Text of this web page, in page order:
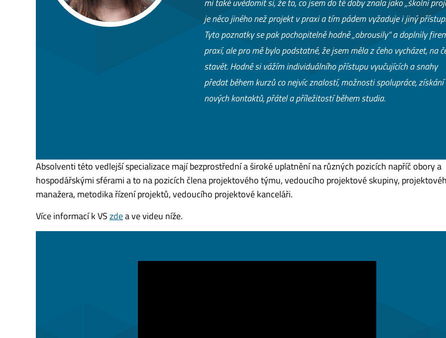
je něco jiného než projekt v praxi a tím pádem vyžaduje i jiný přístup.
Tyto poznatky se pak pochopitelně hodně „obrousily“ a doplnily
praxí, ale pro mě bylo podstatné, že jsem měla z čeho vycházet, na
stavět. Hodně si vážím individuálního přístupu vyučujících a snahy
předat během kurzů co nejvíc znalostí, možnosti spolupráce, získání
nových kontaktů, přátel a příležitostí během studia.
Absolventi této vedlejší specializace mají bezprostřední a široké uplatnění na různých pozicích napříč obory a
hospodářskými sférami a to na pozicích člena projektového týmu, vedoucího projektové skupiny,
manažera, metodika řízení projektů, vedoucího projektové kanceláři.
Více informací k VSzdea ve videu níže.